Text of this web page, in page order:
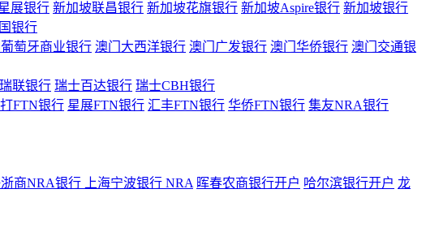
展银行 新加坡联昌银行 新加坡花旗银行 新加坡Aspire银行 新加坡银行
银行
萄牙商业银行 澳门大西洋银行 澳门广发银行 澳门华侨银行 澳门交通银
联银行 瑞士百达银行 瑞士CBH银行
FTN银行 星展FTN银行 汇丰FTN银行 华侨FTN银行 集友NRA银行
浙商NRA银行 上海宁波银行 NRA 晖春农商银行开户 哈尔滨银行开户 龙